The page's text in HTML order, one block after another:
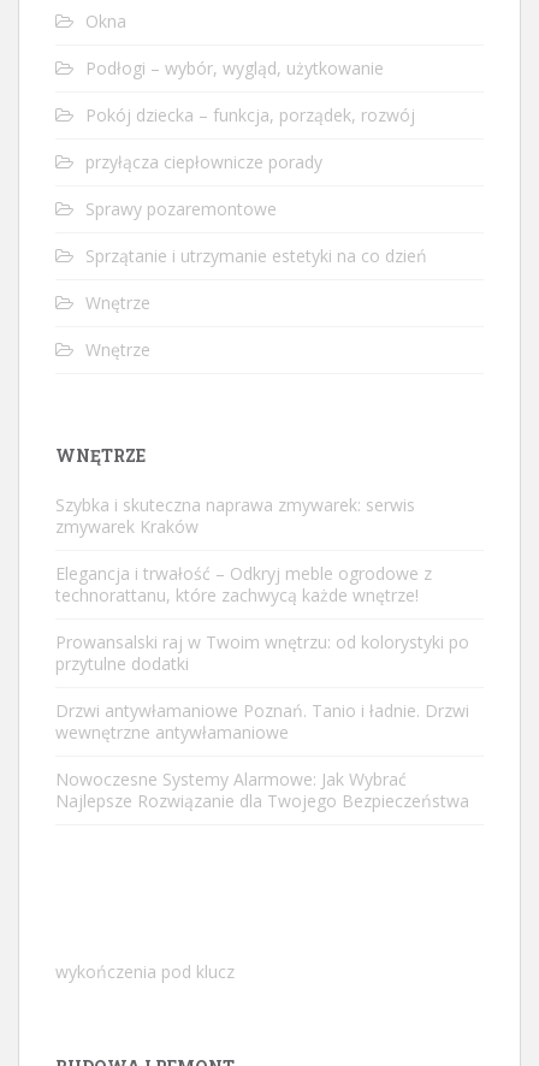
Okna
Podłogi – wybór, wygląd, użytkowanie
Pokój dziecka – funkcja, porządek, rozwój
przyłącza ciepłownicze porady
Sprawy pozaremontowe
Sprzątanie i utrzymanie estetyki na co dzień
Wnętrze
Wnętrze
WNĘTRZE
Szybka i skuteczna naprawa zmywarek: serwis
zmywarek Kraków
Elegancja i trwałość – Odkryj meble ogrodowe z
technorattanu, które zachwycą każde wnętrze!
Prowansalski raj w Twoim wnętrzu: od kolorystyki po
przytulne dodatki
Drzwi antywłamaniowe Poznań. Tanio i ładnie. Drzwi
wewnętrzne antywłamaniowe
Nowoczesne Systemy Alarmowe: Jak Wybrać
Najlepsze Rozwiązanie dla Twojego Bezpieczeństwa
wykończenia pod klucz